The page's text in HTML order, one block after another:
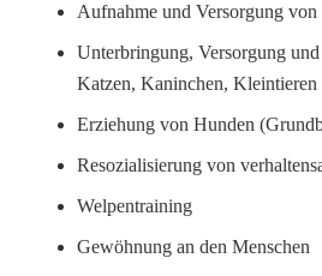
Aufnahme und Versorgung von
Unterbringung, Versorgung
Katzen, Kaninchen,
Erziehung von Hunden
Resozialisierung von
Welpentraining
Gewöhnung an den Menschen